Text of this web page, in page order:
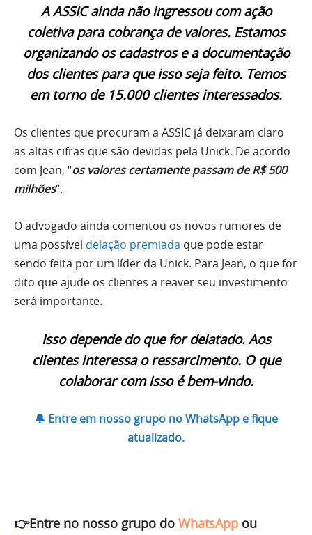
A ASSIC ainda não ingressou com ação
coletiva para cobrança de valores. Estamos
organizando os cadastros e a documentação
dos clientes para que isso seja feito. Temos
em torno de 15.000 clientes interessados.
Os clientes que procuram a ASSIC já deixaram claro
as altas cifras que são devidas pela Unick. De acordo
com Jean, “os valores certamente passam de R$ 500
milhões“.
O advogado ainda comentou os novos rumores de
uma possível delação premiada que pode estar
sendo feita por um líder da Unick. Para Jean, o que for
dito que ajude os clientes a reaver seu investimento
será importante.
Isso depende do que for delatado. Aos
clientes interessa o ressarcimento. O que
colaborar com isso é bem-vindo.
🔔 Entre em nosso grupo no WhatsApp e fique
atualizado.
👉Entre no nosso grupo do WhatsApp ou